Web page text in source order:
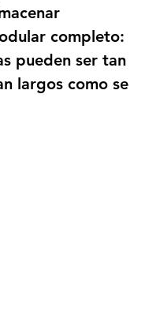
completo:
pueden ser tan
largos como se